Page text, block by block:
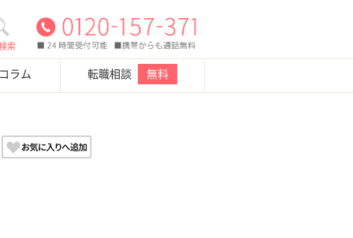
索
ラム 転職相談 無料